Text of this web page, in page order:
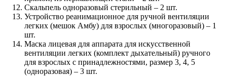
Скальпель одноразовый стерильный – 2 шт.
Устройство реанимационное для ручной вентиляции
легких (мешок Амбу) для взрослых (многоразовый) – 1
шт.
Маска лицевая для аппарата для искусственной
вентиляции легких (комплект дыхательный) ручного
для взрослых с принадлежностями, размер 3, 4, 5
(одноразовая) – 3 шт.